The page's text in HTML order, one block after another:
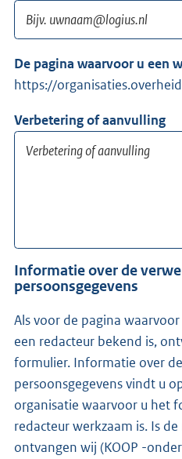
De pagina waarvoor u een
https://
Verbetering of aanvulling
Informatie over de
persoonsgegevens
Als voor de pagina
een redacteur bekend is,
formulier. Informatie over
persoonsgegevens vindt u
organisatie waarvoor u het
redacteur werkzaam is. Is de redacteur niet bekend,
ontvangen wij (KOOP -